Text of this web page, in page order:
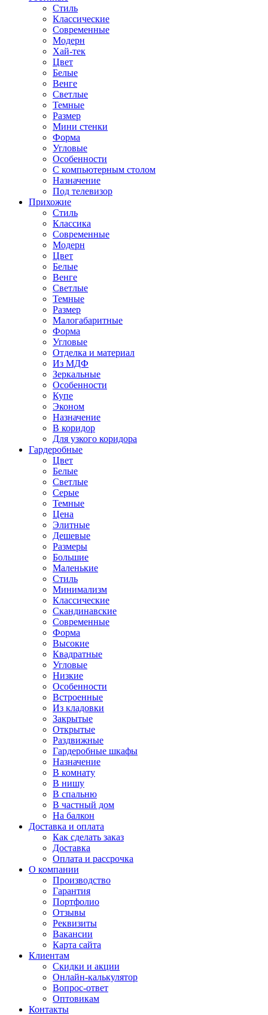
Стиль
Классические
Современные
Модерн
Хай-тек
Цвет
Белые
Венге
Светлые
Темные
Размер
Мини стенки
Форма
Угловые
Особенности
С компьютерным столом
Назначение
Под телевизор
Прихожие
Стиль
Классика
Современные
Модерн
Цвет
Белые
Венге
Светлые
Темные
Размер
Малогабаритные
Форма
Угловые
Отделка и материал
Из МДФ
Зеркальные
Особенности
Купе
Эконом
Назначение
В коридор
Для узкого коридора
Гардеробные
Цвет
Белые
Светлые
Серые
Темные
Цена
Элитные
Дешевые
Размеры
Большие
Маленькие
Стиль
Минимализм
Классические
Скандинавские
Современные
Форма
Высокие
Квадратные
Угловые
Низкие
Особенности
Встроенные
Из кладовки
Закрытые
Открытые
Раздвижные
Гардеробные шкафы
Назначение
В комнату
В нишу
В спальню
В частный дом
На балкон
Доставка и оплата
Как сделать заказ
Доставка
Оплата и рассрочка
О компании
Производство
Гарантия
Портфолио
Отзывы
Реквизиты
Вакансии
Карта сайта
Клиентам
Скидки и акции
Онлайн-калькулятор
Вопрос-ответ
Оптовикам
Контакты